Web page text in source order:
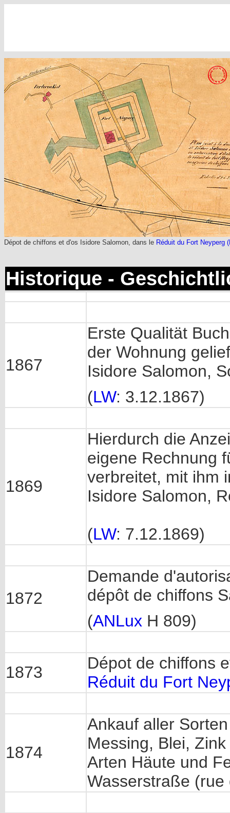
Dépot de chiffons et d'os Isidore Salomon, dans le Réduit du Fort Neyperg
Historique -
1867
Erste Qualität
der Wohnung
Isidore Salomon,
(LW: 3.12.1867)
1869
Hierdurch die
eigene Rechnung
verbreitet, mit ihm
Isidore Salomon,
(LW: 7.12.1869)
1872
Demande
dépôt de chiffons
(ANLux H 809)
1873
Dépot de chiffons
Réduit du Fort
1874
Ankauf aller
Messing, Blei,
Arten Häute und
Wasserstraße (rue